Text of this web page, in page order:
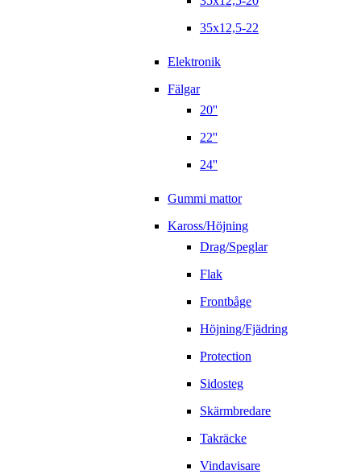
35x12,5-22
Elektronik
Fälgar
20''
22''
24''
Gummi mattor
Kaross/Höjning
Drag/Speglar
Flak
Frontbåge
Höjning/Fjädring
Protection
Sidosteg
Skärmbredare
Takräcke
Vindavisare